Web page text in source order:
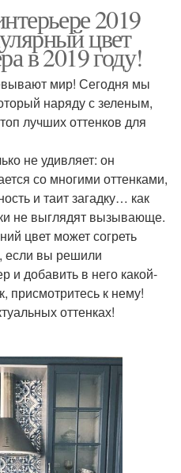
2019
цвет
в 2019 году!
мир! Сегодня мы
наряду с зеленым,
лучших оттенков для
не удивляет: он
со многими оттенками,
и таит загадку… как
не выглядят вызывающе.
цвет может согреть
если вы решили
и добавить в него какой-
присмотритесь к нему!
оттенках!